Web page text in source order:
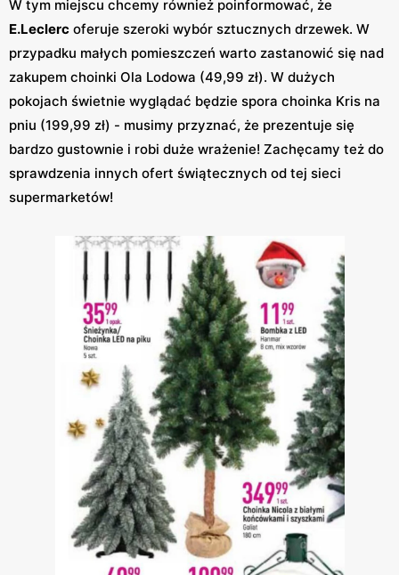
W tym miejscu chcemy również poinformować, że
E.Leclerc oferuje szeroki wybór sztucznych drzewek. W
przypadku małych pomieszczeń warto zastanowić się nad
zakupem choinki Ola Lodowa (49,99 zł). W dużych
pokojach świetnie wyglądać będzie spora choinka Kris na
pniu (199,99 zł) - musimy przyznać, że prezentuje się
bardzo gustownie i robi duże wrażenie! Zachęcamy też do
sprawdzenia innych ofert świątecznych od tej sieci
supermarketów!